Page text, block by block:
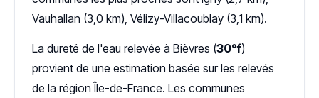
Vauhallan (3,0 km), Vélizy-Villacoublay (3,1 km).
La dureté de l'eau relevée à Bièvres (30°f)
provient de une estimation basée sur les relevés
de la région Île-de-France. Les communes